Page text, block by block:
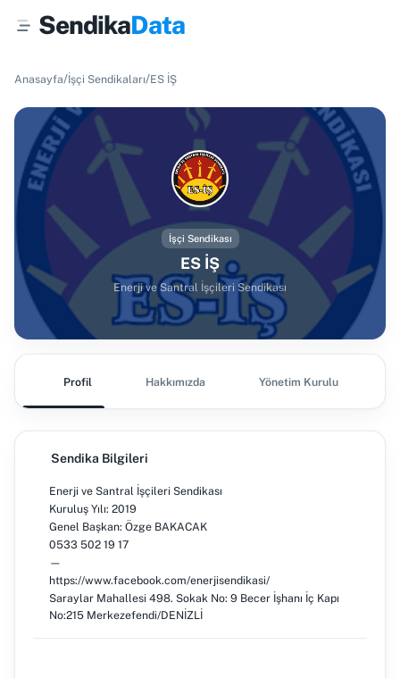
SendikaData
Anasayfa/İşçi Sendikaları/ES İŞ
İşçi Sendikası
ES İŞ
Enerji ve Santral İşçileri Sendikası
Profil Hakkımızda Yönetim Kurulu
Sendika Bilgileri
Enerji ve Santral İşçileri Sendikası
Kuruluş Yılı: 2019
Genel Başkan: Özge BAKACAK
0533 502 19 17
—
https://www.facebook.com/enerjisendikasi/
Saraylar Mahallesi 498. Sokak No: 9 Becer İşhanı İç Kapı
No:215 Merkezefendi/DENİZLİ